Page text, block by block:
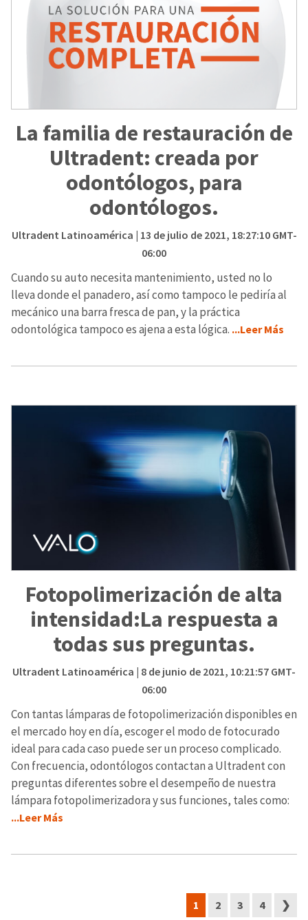
La familia de restauración de
Ultradent: creada por
odontólogos, para
odontólogos.
Ultradent Latinoamérica | 13 de julio de 2021, 18:27:10 GMT-
06:00
Cuando su auto necesita mantenimiento, usted no lo
lleva donde el panadero, así como tampoco le pediría al
mecánico una barra fresca de pan, y la práctica
odontológica tampoco es ajena a esta lógica. ...Leer Más
Fotopolimerización de alta
intensidad:La respuesta a
todas sus preguntas.
Ultradent Latinoamérica | 8 de junio de 2021, 10:21:57 GMT-
06:00
Con tantas lámparas de fotopolimerización disponibles en
el mercado hoy en día, escoger el modo de fotocurado
ideal para cada caso puede ser un proceso complicado.
Con frecuencia, odontólogos contactan a Ultradent con
preguntas diferentes sobre el desempeño de nuestra
lámpara fotopolimerizadora y sus funciones, tales como:
...Leer Más
1 2 3 4 ❯